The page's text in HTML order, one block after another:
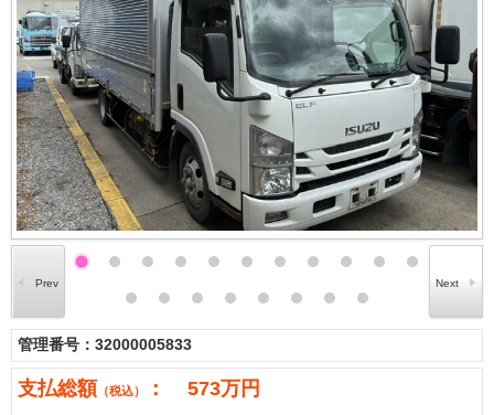
管理番号：32000005833
支払総額 （税込） ： 573万円